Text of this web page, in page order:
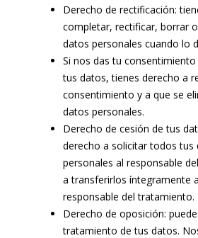
Derecho de rectificación:
completar, rectificar, borrar
datos personales cuando lo
Si nos das tu
tus datos, tienes derecho a
consentimiento y a que se
datos personales.
Derecho de cesión de tus
derecho a solicitar todos tus
personales al responsable
a transferirlos íntegramente
responsable del tratamiento.
Derecho de oposición:
tratamiento de tus datos.